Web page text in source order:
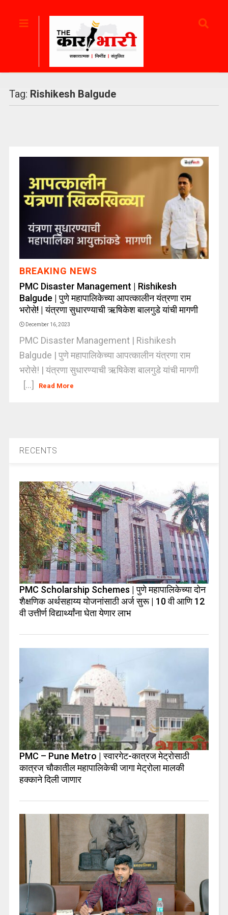
Tag: Rishikesh Balgude
BREAKING NEWS
PMC Disaster Management | Rishikesh
Balgude | पुणे महापालिकेच्या आपत्कालीन यंत्रणा राम
भरोसे! | यंत्रणा सुधारण्याची ऋषिकेश बालगुडे यांची मागणी
December 16, 2023
PMC Disaster Management | Rishikesh
Balgude | पुणे महापालिकेच्या आपत्कालीन यंत्रणा राम
भरोसे! | यंत्रणा सुधारण्याची ऋषिकेश बालगुडे यांची मागणी
[...]
Read More
RECENTS
PMC Scholarship Schemes | पुणे महापालिकेच्या दोन
शैक्षणिक अर्थसहाय्य योजनांसाठी अर्ज सुरू | 10 वी आणि 12
वी उत्तीर्ण विद्यार्थ्यांना घेता येणार लाभ
PMC – Pune Metro | स्वारगेट-कात्रज मेट्रोसाठी
कात्रज चौकातील महापालिकेची जागा मेट्रोला मालकी
हक्काने दिली जाणार